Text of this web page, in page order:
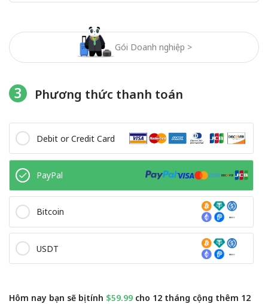
Gói Doanh nghiệp >
3 Phương thức thanh toán
Debit or Credit Card
PayPal
Bitcoin
USDT
Hôm nay bạn sẽ bị tính $59.99 cho 12 tháng cộng thêm 12